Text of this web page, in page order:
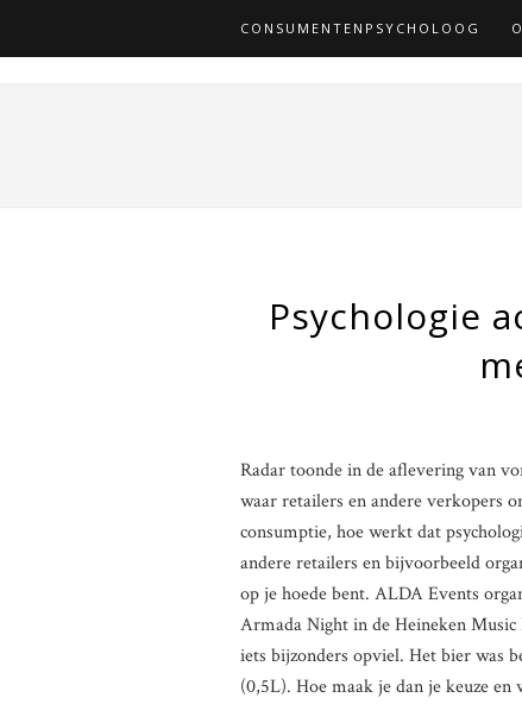
CONSUMENTENPSYCHOLOOG
Psychologie
Radar toonde in de aflevering van
waar retailers en andere verkopers
consumptie, hoe werkt dat
andere retailers en bijvoorbeeld
op je hoede bent. ALDA Events
Armada Night in de Heineken
iets bijzonders opviel. Het bier was
(0,5L). Hoe maak je dan je keuze